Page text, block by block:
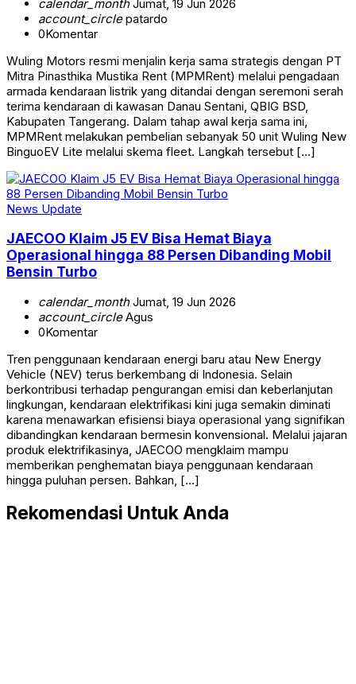
calendar_monthJumat, 19 Jun 2026
account_circlepatardo
0Komentar
Wuling Motors resmi menjalin kerja sama strategis dengan PT
Mitra Pinasthika Mustika Rent (MPMRent) melalui pengadaan
armada kendaraan listrik yang ditandai dengan seremoni serah
terima kendaraan di kawasan Danau Sentani, QBIG BSD,
Kabupaten Tangerang. Dalam tahap awal kerja sama ini,
MPMRent melakukan pembelian sebanyak 50 unit Wuling New
BinguoEV Lite melalui skema fleet. Langkah tersebut […]
News Update
JAECOO Klaim J5 EV Bisa Hemat Biaya
Operasional hingga 88 Persen Dibanding Mobil
Bensin Turbo
calendar_monthJumat, 19 Jun 2026
account_circleAgus
0Komentar
Tren penggunaan kendaraan energi baru atau New Energy
Vehicle (NEV) terus berkembang di Indonesia. Selain
berkontribusi terhadap pengurangan emisi dan keberlanjutan
lingkungan, kendaraan elektrifikasi kini juga semakin diminati
karena menawarkan efisiensi biaya operasional yang signifikan
dibandingkan kendaraan bermesin konvensional. Melalui jajaran
produk elektrifikasinya, JAECOO mengklaim mampu
memberikan penghematan biaya penggunaan kendaraan
hingga puluhan persen. Bahkan, […]
Rekomendasi Untuk Anda